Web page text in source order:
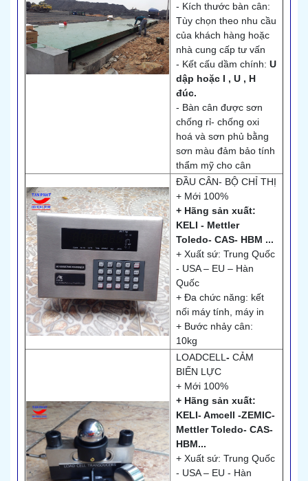
- Kích thước bàn cân:
Tùy chọn theo nhu cầu
của khách hàng hoặc
nhà cung cấp tư vấn
- Kết cấu dầm chính:U
dập hoặc I , U , H
đúc.
- Bàn cân được sơn
chống rỉ- chống oxi
hoá và sơn phủ bằng
sơn màu đảm bảo tính
thẩm mỹ cho cân
ĐẦU CÂN- BỘ CHỈ THỊ
+ Mới 100%
+ Hãng sản xuất:
KELI - Mettler
Toledo- CAS- HBM ...
+ Xuất sứ: Trung Quốc
- USA – EU – Hàn
Quốc
+ Đa chức năng: kết
nối máy tính, máy in
+ Bước nhảy cân:
10kg
LOADCELL-CẢM
BIẾN LỰC
+ Mới 100%
+ Hãng sản xuất:
KELI- Amcell -ZEMIC-
Mettler Toledo- CAS-
HBM...
+ Xuất sứ: Trung Quốc
- USA – EU - Hàn